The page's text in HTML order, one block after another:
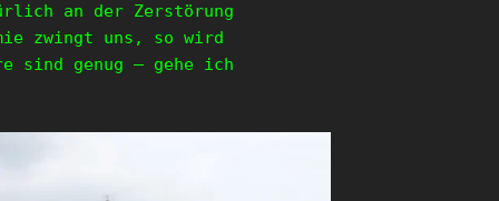
an der Zerstörung
zwingt uns, so wird
sind genug – gehe ich